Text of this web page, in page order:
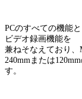
PCのすべての機能
ビデオ録画機能を
兼ねそなえており、
240mmまたは
す。